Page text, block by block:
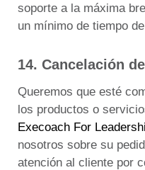
soporte a la máxima
un mínimo de tiempo
14. Cancelación
Queremos que esté
los productos o
Execoach For
nosotros sobre su
atención al cliente por